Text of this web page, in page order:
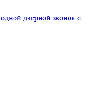
дверной звонок с